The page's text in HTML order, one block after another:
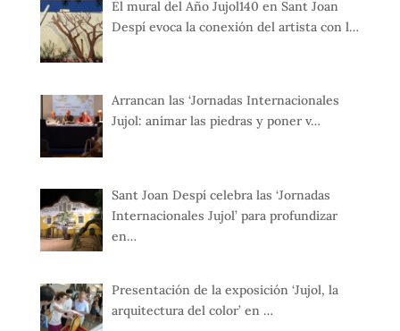
El mural del Año Jujol140 en Sant Joan
Despí evoca la conexión del artista con l…
Arrancan las ‘Jornadas Internacionales
Jujol: animar las piedras y poner v…
Sant Joan Despí celebra las ‘Jornadas
Internacionales Jujol’ para profundizar
en…
Presentación de la exposición ‘Jujol, la
arquitectura del color’ en …